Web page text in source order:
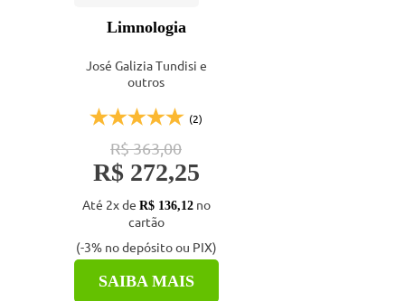
Limnologia
José Galizia Tundisi e
outros
(2)
R$ 363,00
R$ 272,25
Até 2x de R$ 136,12no
cartão
(-3% no depósito ou PIX)
SAIBA MAIS